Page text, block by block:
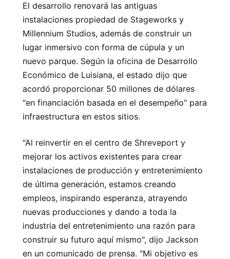
El desarrollo renovará las antiguas
instalaciones propiedad de Stageworks y
Millennium Studios, además de construir un
lugar inmersivo con forma de cúpula y un
nuevo parque. Según la oficina de Desarrollo
Económico de Luisiana, el estado dijo que
acordó proporcionar 50 millones de dólares
"en financiación basada en el desempeño" para
infraestructura en estos sitios.
"Al reinvertir en el centro de Shreveport y
mejorar los activos existentes para crear
instalaciones de producción y entretenimiento
de última generación, estamos creando
empleos, inspirando esperanza, atrayendo
nuevas producciones y dando a toda la
industria del entretenimiento una razón para
construir su futuro aquí mismo", dijo Jackson
en un comunicado de prensa. "Mi objetivo es